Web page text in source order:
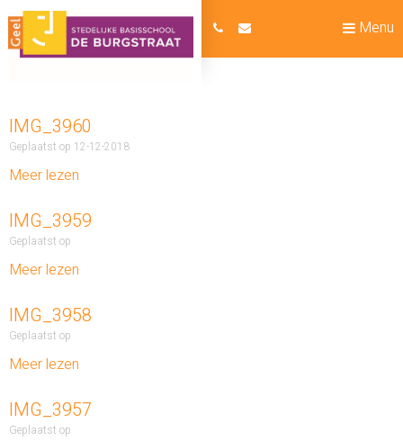
Menu
IMG_3960
Geplaatst op 12-12-2018
Meer lezen
IMG_3959
Geplaatst op
Meer lezen
IMG_3958
Geplaatst op
Meer lezen
IMG_3957
Geplaatst op